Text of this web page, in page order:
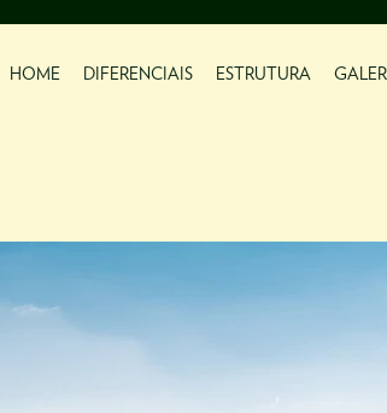
HOME DIFERENCIAIS ESTRUTURA